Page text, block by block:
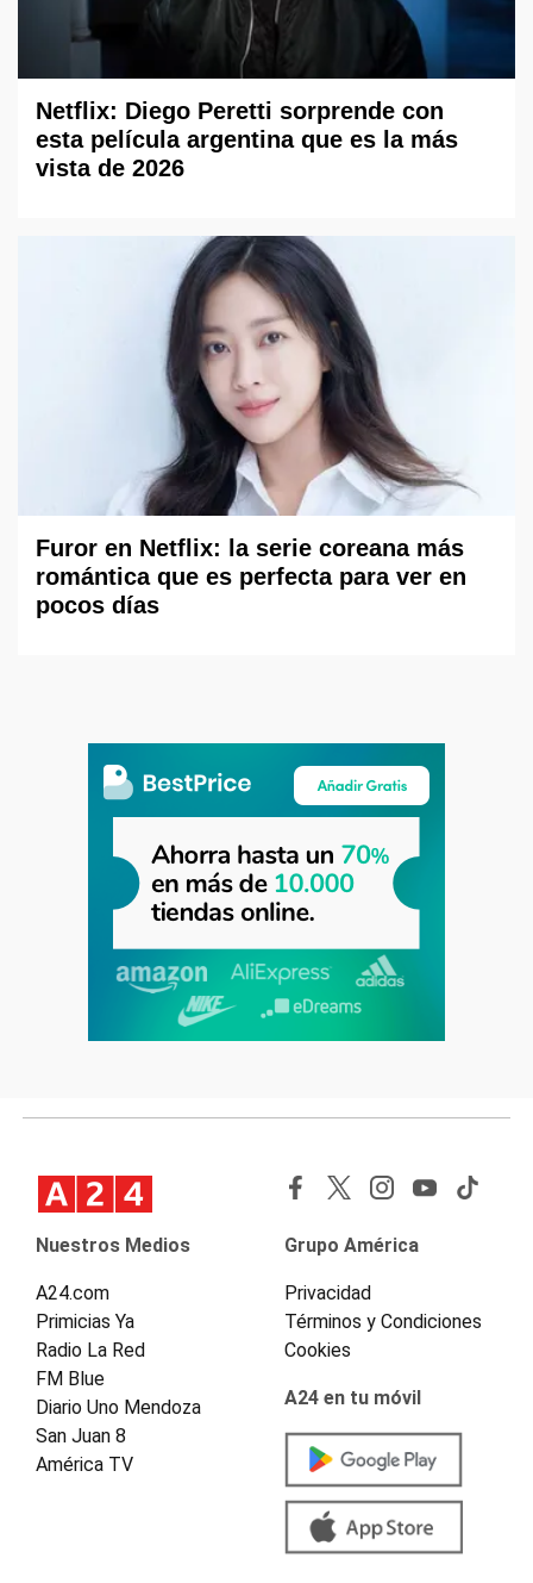
Netflix: Diego Peretti sorprende con
esta película argentina que es la más
vista de 2026
Furor en Netflix: la serie coreana más
romántica que es perfecta para ver en
pocos días
Nuestros Medios
A24.com
Primicias Ya
Radio La Red
FM Blue
Diario Uno Mendoza
San Juan 8
América TV
Grupo América
Privacidad
Términos y Condiciones
Cookies
A24 en tu móvil